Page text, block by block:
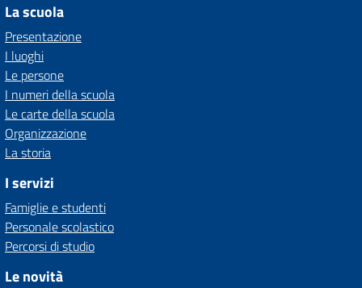
La scuola
Presentazione
I luoghi
Le persone
I numeri della scuola
Le carte della scuola
Organizzazione
La storia
I servizi
Famiglie e studenti
Personale scolastico
Percorsi di studio
Le novità